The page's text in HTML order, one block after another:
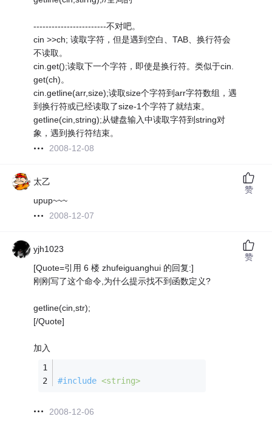
------------------------不对吧。
cin >>ch; 读取字符，但是遇到空白、TAB、换行符会
不读取。
cin.get();读取下一个字符，即使是换行符。类似于cin.
get(ch)。
cin.getline(arr,size);读取size个字符到arr字符数组，遇
到换行符或已经读取了size-1个字符了就结束。
getline(cin,string);从键盘输入中读取字符到string对
象，遇到换行符结束。
2008-12-08
太乙
upup~~~
2008-12-07
赞
yjh1023
[Quote=引用 6 楼 zhufeiguanghui 的回复:]
刚刚写了这个命令,为什么提示找不到函数定义?
getline(cin,str);
[/Quote]
加入
#include <string>
2008-12-06
赞